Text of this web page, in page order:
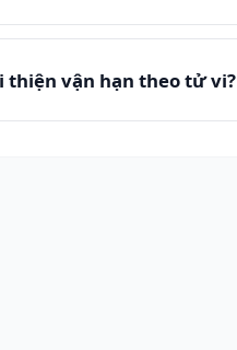
thiện vận hạn theo tử vi?